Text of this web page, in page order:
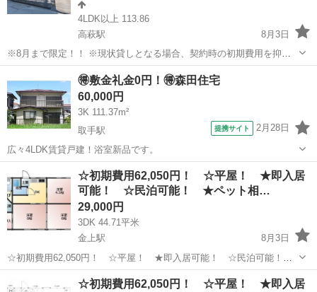
4LDK以上 113.86
高萩駅
8月3日
※8月まで限定！！ ※現状貸しとなる場合、契約時の初期費用を抑え
てご入居いただけます。 ■契約までにかかる初期費用（現状貸しの場
合） 敷金・・・・・・・・０円（ペット有の場合1ヶ月分のお家賃が
敷金となります） 礼金・・・・...
高萩駅 一戸建て 物件
🉐敷金礼金0円！🉐森田住宅
60,000円
3K 111.37m²
取手駅
提携サイト 2月28日
広々4LDK賃貸戸建！浴室新品です。
茨城 北相馬郡 取手駅 一戸建て
☆初期費用62,050円！ ☆平屋！ ★即入居
可能！ ☆民泊可能！ ★ペット相…
29,000円
3DK 44.71平米
金上駅
8月3日
☆初期費用62,050円！ ☆平屋！ ★即入居可能！ ☆民泊可能！
★ペット相談！ ☆楽器相談！ ★事業用途相談！ ☆室内リフォー
ム済！ ★追い焚き！ ひたちなか海浜鉄道湊線 金上駅 徒歩12分 ひ
ひたちなか市 金上駅 一戸建て 初期
☆初期費用62,050円！ ☆平屋！ ★即入居